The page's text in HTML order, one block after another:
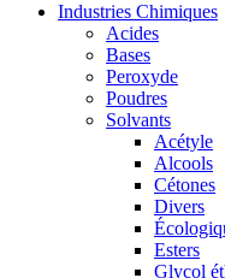
Industries Chimiques
Acides
Bases
Peroxyde
Poudres
Solvants
Acétyle
Alcools
Cétones
Divers
Esters
Glycol